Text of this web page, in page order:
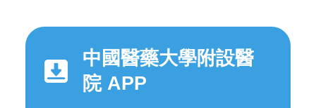
中國醫藥大學附設醫
院 APP